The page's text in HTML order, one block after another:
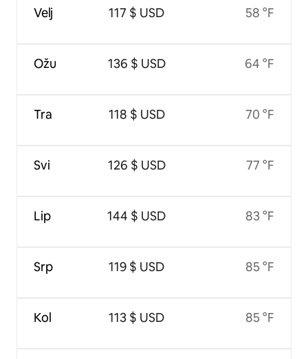
Velj
Ožu
Tra
Svi
Lip
Srp
Kol
117 $ USD
136 $ USD
118 $ USD
126 $ USD
144 $ USD
119 $ USD
113 $ USD
58 °F
64 °F
70 °F
77 °F
83 °F
85 °F
85 °F